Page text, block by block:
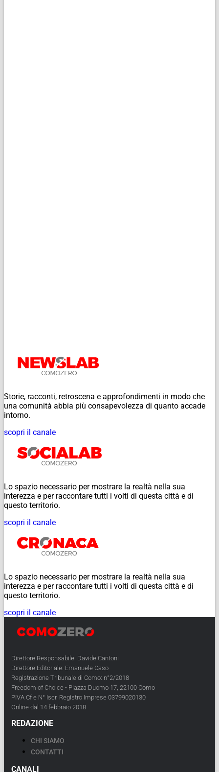
Storie, racconti, retroscena e approfondimenti in modo che
una comunità abbia più consapevolezza di quanto accade
intorno.
scopri il canale
Lo spazio necessario per mostrare la realtà nella sua
interezza e per raccontare tutti i volti di questa città e di
questo territorio.
scopri il canale
Lo spazio necessario per mostrare la realtà nella sua
interezza e per raccontare tutti i volti di questa città e di
questo territorio.
scopri il canale
Direttore Responsabile: Davide Cantoni
Direttore Editoriale: Emanuele Caso
Registrazione Tribunale di Como: n°2/2018
Freedom of Choice - Piazza Duomo 17, 22100 Como
PIVA Cf e N° Iscr. Registro Imprese 03799020130
Online dal 14 febbraio 2018
REDAZIONE
CHI SIAMO
CONTATTI
CANALI